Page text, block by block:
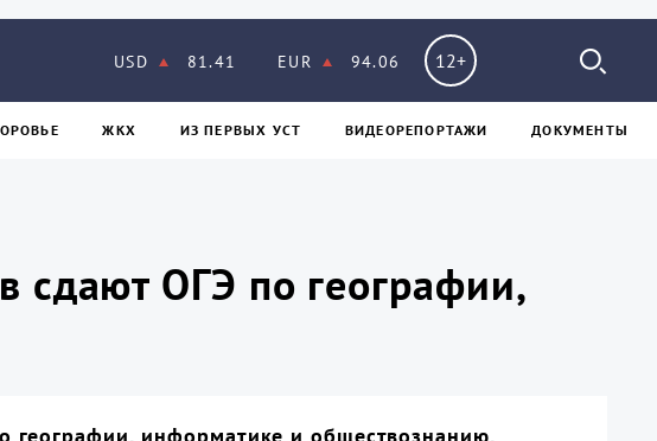
USD 81.41 EUR 94.06 12+
ЖКХ ИЗ ПЕPВЫХ УСТ ВИДЕОРЕПОРТАЖИ ДОКУМЕНТЫ
сдают ОГЭ по географии,